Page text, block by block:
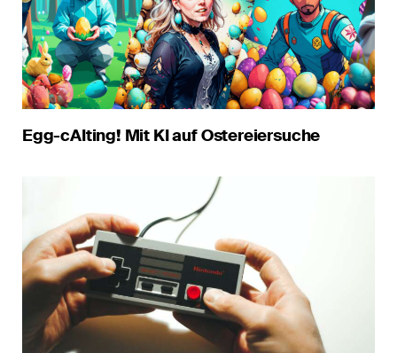
Egg-cAIting! Mit KI auf Ostereiersuche